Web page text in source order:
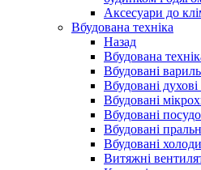
Аксесуари до
Вбудована техніка
Назад
Вбудована
Вбудовані
Вбудовані
Вбудовані
Вбудовані
Вбудовані
Вбудовані
Витяжні